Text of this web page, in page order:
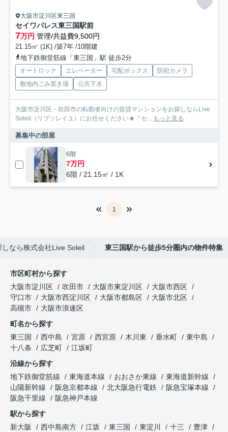
大阪市淀川区東三国
セイワパレス東三国駅前
7万円 管理/共益費9,500円
21.15㎡ (1K) /築7年 /10階建
地下鉄御堂筋線「東三国」駅 徒歩2分
オートロック エレベーター 宅配ボックス
防犯カメラ
敷地内ごみ置き場
公共下水
大阪市淀川区・吹田市の転勤者向けの賃貸マンションをお探しならLive
Soleil（リブソレイユ）にお任せください★『セ... もっと見る
募集中の部屋
6階
7万円
6階 / 21.15㎡ / 1K
1
なら株式会社Live Soleil 東三国駅から徒歩5分圏内の物件特集
市区町村から探す
大阪市淀川区
吹田市 大阪市東淀川区
大阪市西区
守口市
大阪市西淀川区 大阪市都島区
大阪市北区
高槻市
大阪市浪速区
町名から探す
東三国
西中島 宮原 西宮原 木川東 垂水町
東中島
十八条
広芝町
江坂町
沿線から探す
地下鉄御堂筋線
東海道本線 おおさか東線
東海道新幹線
山陽新幹線
阪急京都本線 北大阪急行電鉄
阪急宝塚本線
阪急千里線
阪急神戸本線
駅から探す
新大阪
西中島南方 江坂 東三国 東淀川 十三
豊津